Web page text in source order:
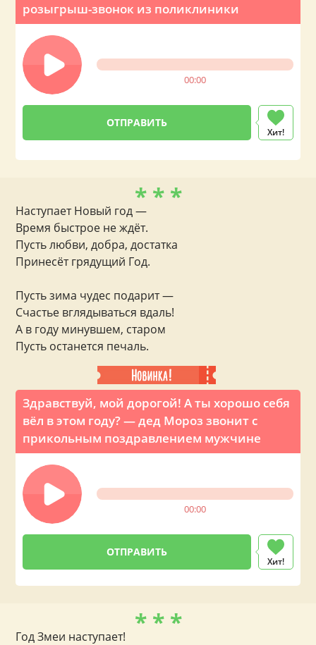
розыгрыш-звонок из поликлиники
00:00
Хит!
Здравствуй, мой дорогой! А ты хорошо себя
вёл в этом году? — дед Мороз звонит с
прикольным поздравлением мужчине
00:00
Хит!
* * *
Наступает Новый год —
Время быстрое не ждёт.
Пусть любви, добра, достатка
Принесёт грядущий Год.
Пусть зима чудес подарит —
Счастье вглядываться вдаль!
А в году минувшем, старом
Пусть останется печаль.
* * *
Год Змеи наступает!